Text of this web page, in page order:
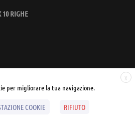
10 RIGHE
X
per migliorare la tua navigazione.
COOKIE RIFIUTO